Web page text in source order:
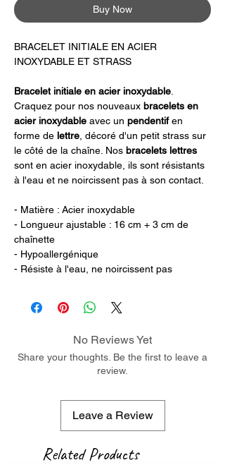
Buy Now
BRACELET INITIALE EN ACIER
INOXYDABLE ET STRASS
Bracelet initiale en acier inoxydable
Craquez pour nos nouveaux bracelets en
acier inoxydable avec un pendentifen
forme de lettre , décoré d'un petit strass sur
le côté de la chaîne. Nos bracelets lettres
sont en acier inoxydable, ils sont résistants
à l'eau et ne noircissent pas à son contact.
- Matière : Acier inoxydable
- Longueur ajustable : 16 cm + 3 cm de
chaînette
- Hypoallergénique
- Résiste à l'eau, ne noircissent pas
No Reviews Yet
Share your thoughts. Be the first to leave a
review.
Leave a Review
Related Products